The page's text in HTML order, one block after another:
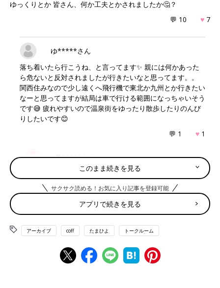
ゆっくりとか 皆さん、何か工夫とかされましたか🤔？
💬 10 ♥ 7
ゆ*****さん
落ち着いたら行こうね、と言ってます✨ 親には何かあった
ら危ないと反対されましたが行きたいなと思ってます。。
関西住みなので少し遠くへ飛行機で東北か九州とか行きたい
なーと思ってますが結局は車で行ける範囲になっちゃいそう
です😅 疲れやすいので温泉街をゆったり散歩したりのんび
りしたいです😊
💬 1 ♥ 1
🐕*****さん
行きたいですよね😭✨ 私も関西住みです！笑 同じく車🚙
で行ける範囲かなと思ってて💦 温泉街いいですね🥹♨️✨ 素
敵です💕
行った、ではなく行く予定ですが良ければ…！ 12月（7ヶ
このまま続きを見る
サクサク読める！お気に入り記事を登録可能
アプリで続きを見る
アーカイブ coff たまひよ トークルーム